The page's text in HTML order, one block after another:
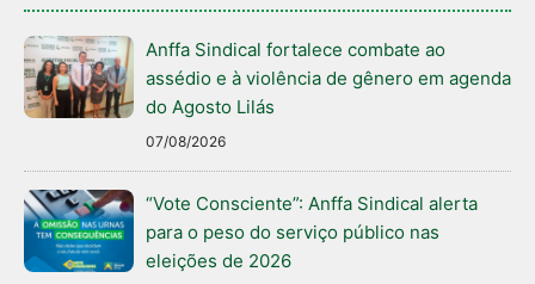
Anffa Sindical fortalece combate ao
assédio e à violência de gênero em agenda
do Agosto Lilás
07/08/2026
“Vote Consciente”: Anffa Sindical alerta
para o peso do serviço público nas
eleições de 2026